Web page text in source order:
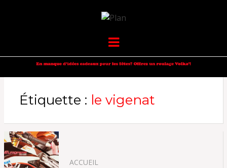
VOLKANIK-
ENDURANCE
Menu
Étiquette : le vigenat
ACCUEIL